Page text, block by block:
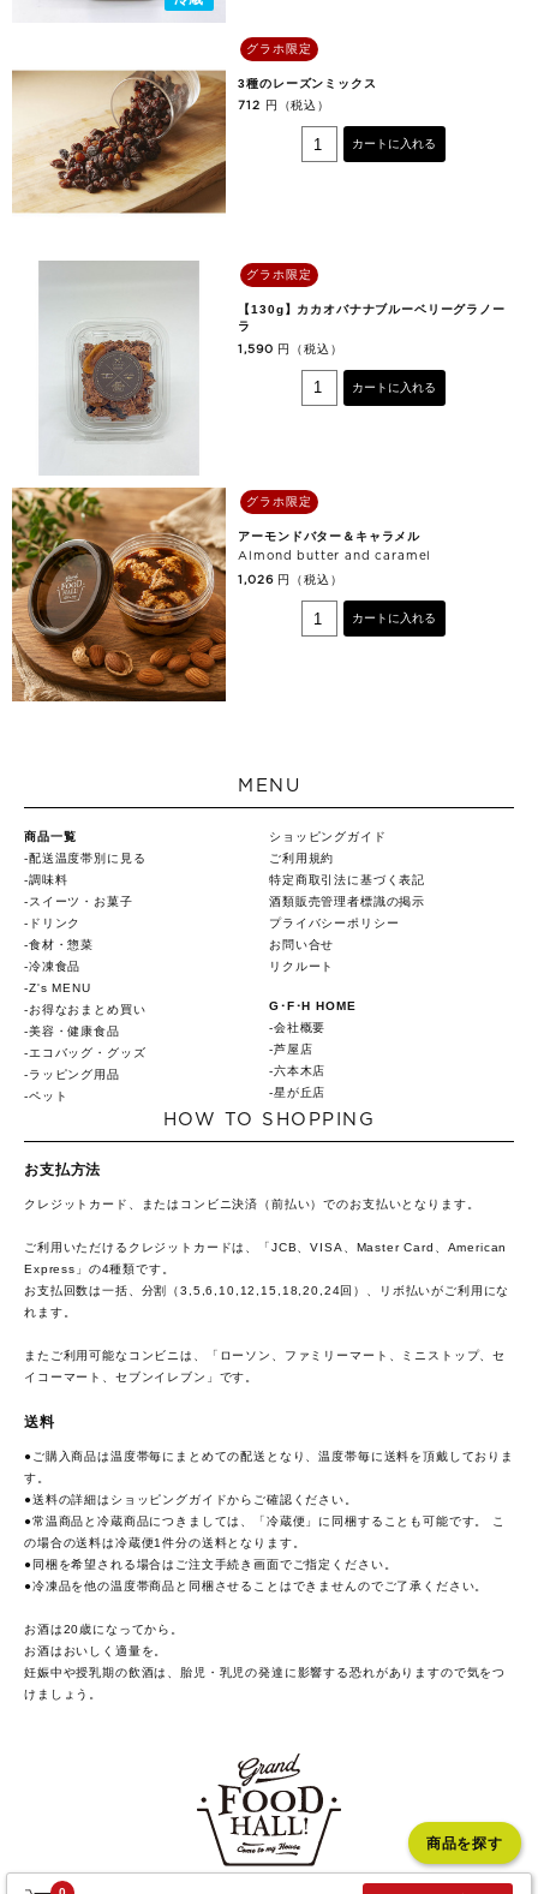
グラホ限定
3種のレーズンミックス
712 円（税込）
カートに入れる
グラホ限定
【130g】カカオバナナブルーベリーグラノー
ラ
1,590 円（税込）
カートに入れる
グラホ限定
アーモンドバター＆キャラメル
Almond butter and caramel
1,026 円（税込）
カートに入れる
MENU
商品一覧
配送温度帯別に見る
調味料
スイーツ・お菓子
ドリンク
食材・惣菜
冷凍食品
Z's MENU
お得なおまとめ買い
美容・健康食品
エコバッグ・グッズ
ラッピング用品
ペット
ショッピングガイド
ご利用規約
特定商取引法に基づく表記
酒類販売管理者標識の掲示
プライバシーポリシー
お問い合せ
リクルート
G･F･H HOME
会社概要
芦屋店
六本木店
星が丘店
HOW TO SHOPPING
お支払方法
クレジットカード、またはコンビニ決済（前払い）でのお支払いとなります。
ご利用いただけるクレジットカードは、「JCB、VISA、Master Card、American
Express」の4種類です。
お支払回数は一括、分割（3,5,6,10,12,15,18,20,24回）、リボ払いがご利用にな
れます。
またご利用可能なコンビニは、「ローソン、ファミリーマート、ミニストップ、セ
イコーマート、セブンイレブン」です。
送料
●ご購入商品は温度帯毎にまとめての配送となり、温度帯毎に送料を頂戴しておりま
す。
●送料の詳細は ショッピングガイドからご確認ください。
●常温商品と冷蔵商品につきましては、「冷蔵便」に同梱することも可能です。 こ
の場合の送料は冷蔵便1件分の送料となります。
●同梱を希望される場合はご注文手続き画面でご指定ください。
●冷凍品を他の温度帯商品と同梱させることはできませんのでご了承ください。
お酒は20歳になってから。
お酒はおいしく適量を。
妊娠中や授乳期の飲酒は、胎児・乳児の発達に影響する恐れがありますので気をつ
けましょう。
商品を探す